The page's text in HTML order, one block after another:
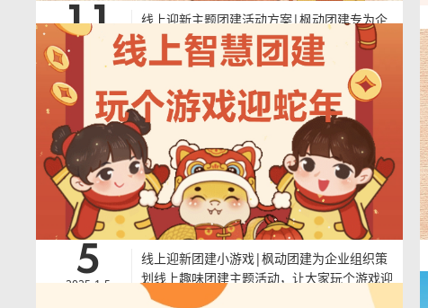
11
2025-1-11
线上迎新主题团建活动方案|枫动团建专为企
业、工会组织策划线上智慧团建活动，喜迎新
年，共赴新年！欢迎预约咨询~
线上迎新主题团建活动方案|枫动团建专为企业、工会组织策划线上智慧
团建活动，喜迎新年，共赴新年！欢迎预约咨询~枫动团建为企业、工会
组织策划线上趣味智慧团建活动赛事！这次通过线上开展趣味活动，不仅
让大家感受有趣的线上活动赛事，增强娱乐感，并且减轻心理压力。让大
家在家中也能轻松感受企业带给职工的快乐幸福感。
查看详情
5
2025-1-5
线上迎新团建小游戏|枫动团建为企业组织策
划线上趣味团建主题活动，让大家玩个游戏迎
蛇年！欢迎预约咨询~